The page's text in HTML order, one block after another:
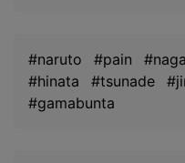
#naruto #pain
#hinata
#tsunade
#gamabunta